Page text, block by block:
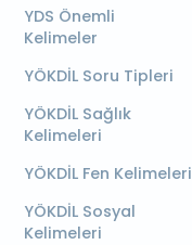
YDS Önemli
Kelimeler
YÖKDİL Soru Tipleri
YÖKDİL Sağlık
Kelimeleri
YÖKDİL Fen Kelimeleri
YÖKDİL Sosyal
Kelimeleri